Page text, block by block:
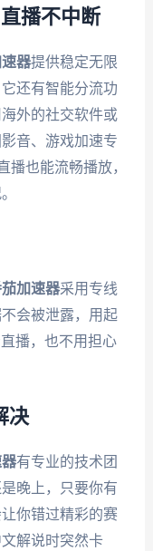
播不中断
器提供稳定无限
还有智能分流功
外的社交软件或
音、游戏加速专
播也能流畅播放，
加速器采用专线
会被泄露，用起
播，也不用担心
决
有专业的技术团
晚上，只要你有
你错过精彩的赛
解说时突然卡